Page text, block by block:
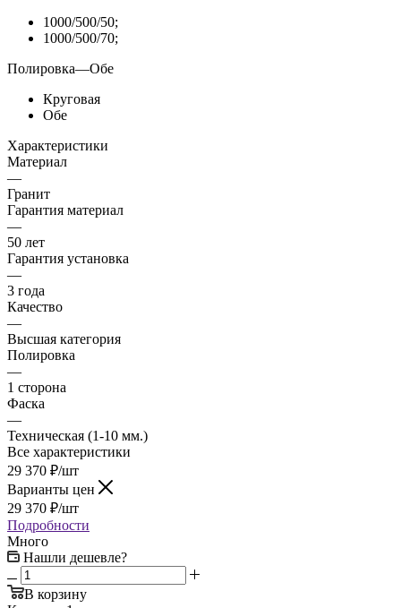
1000/500/50;
1000/500/70;
Полировка—Обе
Круговая
Обе
Характеристики
Материал
—
Гранит
Гарантия материал
—
50 лет
Гарантия установка
—
3 года
Качество
—
Высшая категория
Полировка
—
1 сторона
Фаска
—
Техническая (1-10 мм.)
Все характеристики
29 370 ₽/шт
Варианты цен
29 370 ₽/шт
Подробности
Много
Нашли дешевле?
В корзину